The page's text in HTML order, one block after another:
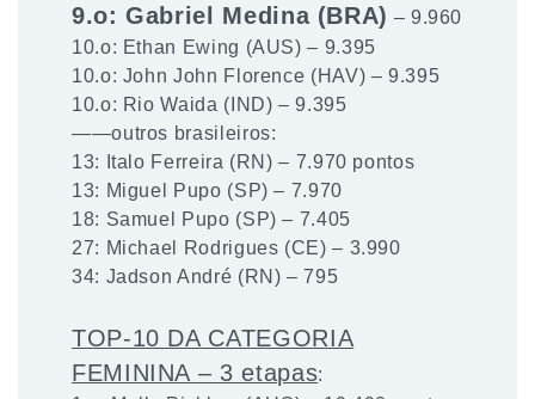
9.o: Gabriel Medina (BRA) – 9.960
10.o: Ethan Ewing (AUS) – 9.395
10.o: John John Florence (HAV) – 9.395
10.o: Rio Waida (IND) – 9.395
——outros brasileiros:
13: Italo Ferreira (RN) – 7.970 pontos
13: Miguel Pupo (SP) – 7.970
18: Samuel Pupo (SP) – 7.405
27: Michael Rodrigues (CE) – 3.990
34: Jadson André (RN) – 795
TOP-10 DA CATEGORIA
FEMININA – 3 etapas: